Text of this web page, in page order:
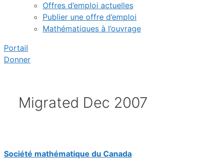
Offres d’emploi actuelles
Publier une offre d’emploi
Mathématiques à l’ouvrage
Portail
Donner
Migrated Dec 2007
Société mathématique du Canada